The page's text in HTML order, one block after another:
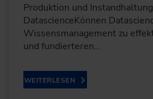
Produktion und
DatascienceKönnen
Wissensmanagement zu
und fundierteren…
WEITERLESEN